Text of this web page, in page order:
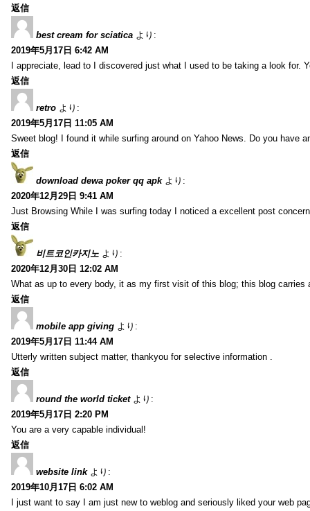
返信
best cream for sciatica より:
2019年5月17日 6:42 AM
I appreciate, lead to I discovered just what I used to be taking a look for.
返信
retro より:
2019年5月17日 11:05 AM
Sweet blog! I found it while surfing around on Yahoo News. Do you have
返信
download dewa poker qq apk より:
2020年12月29日 9:41 AM
Just Browsing While I was surfing today I noticed a excellent post
返信
비트코인카지노 より:
2020年12月30日 12:02 AM
What as up to every body, it as my first visit of this blog; this blog carries
返信
mobile app giving より:
2019年5月17日 11:44 AM
Utterly written subject matter, thankyou for selective information .
返信
round the world ticket より:
2019年5月17日 2:20 PM
You are a very capable individual!
返信
website link より:
2019年10月17日 6:02 AM
I just want to say I am just new to weblog and seriously liked your web